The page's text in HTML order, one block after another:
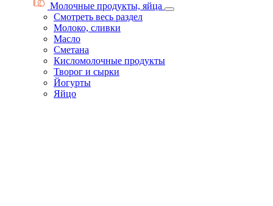
Молочные продукты, яйца
Смотреть весь раздел
Молоко, сливки
Масло
Сметана
Кисломолочные продукты
Творог и сырки
Йогурты
Яйцо